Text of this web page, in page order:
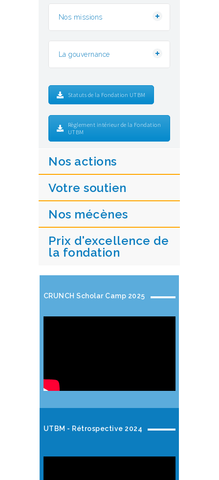
Nos missions
La gouvernance
Statuts de la Fondation UTBM
Règlement intérieur de la Fondation
UTBM
Nos actions
Votre soutien
Nos mécènes
Prix d'excellence de
la fondation
CRUNCH Scholar Camp 2025
UTBM - Rétrospective 2024